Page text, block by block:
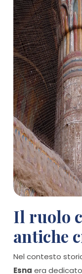
Il ruolo
antiche
Nel contesto
Esna era